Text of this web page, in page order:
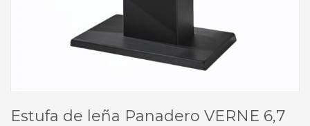
Estufa de leña Panadero VERNE 6,7